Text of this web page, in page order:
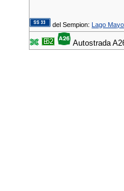
del Sempion: Lago
Autostrada